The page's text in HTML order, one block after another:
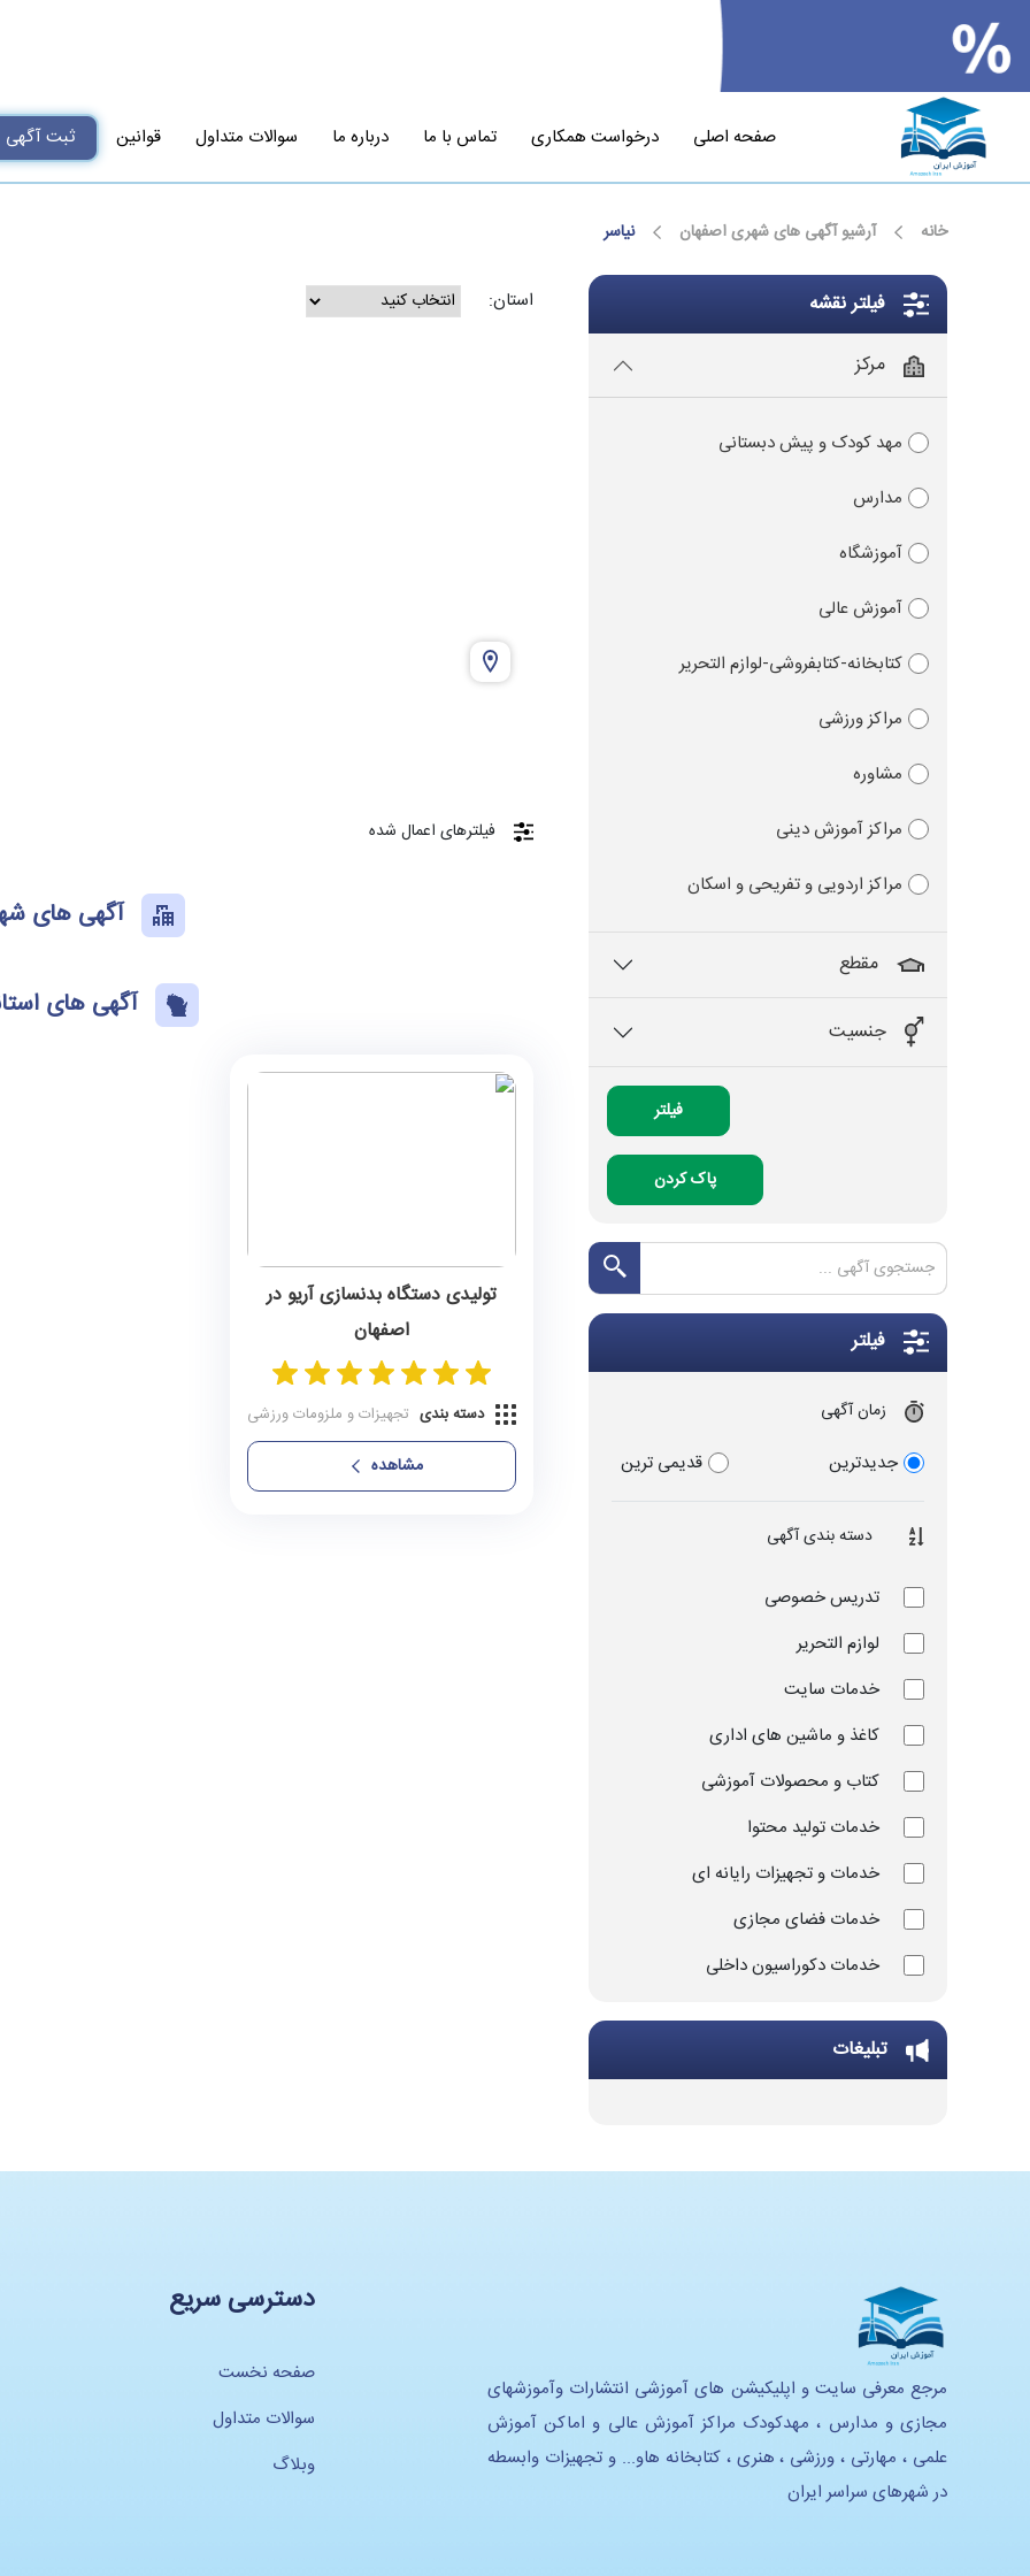
صفحه اصلی درخواست همکاری تماس با ما درباره ما سوالات متداول قوانین ثبت آگهی
خانه آرشیو آگهی های شهری اصفهان نیاسر
فیلتر نقشه
مرکز
مهد کودک و پیش دبستانی
مدارس
آموزشگاه
آموزش عالی
کتابخانه-کتابفروشی-لوازم التحریر
مراکز ورزشی
مشاوره
مراکز آموزش دینی
مراکز اردویی و تفریحی و اسکان
مقطع
جنسیت
فیلتر
پاک کردن
فیلتر
زمان آگهی
جدیدترین قدیمی ترین
دسته بندی آگهی
تدریس خصوصی
لوازم التحریر
خدمات سایت
کاغذ و ماشین های اداری
کتاب و محصولات آموزشی
خدمات تولید محتوا
خدمات و تجهیزات رایانه ای
خدمات فضای مجازی
خدمات دکوراسیون داخلی
تجهیزات و ملزومات ورزشی
تجهیزات استدیویی
تحهیزات لابراتوار زبان
تجهیزات آموزشی و سرگرمی
تجهیزات خانه بازی و سرگرمی
تجهیزات هوشمند سازی
تبلیغات
استان:
فیلترهای اعمال شده
آگهی های
آگهی های
تولیدی دستگاه بدنسازی آریو در
اصفهان
دسته بندی تجهیزات و ملزومات ورزشی
مشاهده
مرجع معرفی سایت و اپلیکیشن های آموزشی انتشارات وآموزشهای
مجازی و مدارس ، مهدکودک مراکز آموزش عالی و اماکن آموزش
علمی ، مهارتی ، ورزشی ، هنری ، کتابخانه هاو... و تجهیزات وابسطه
در شهرهای سراسر ایران
دسترسی سریع
صفحه نخست
سوالات متداول
وبلاگ